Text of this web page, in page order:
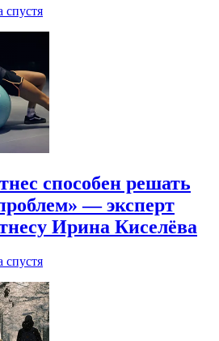
спустя
способен решать
— эксперт
Ирина Киселёва
спустя